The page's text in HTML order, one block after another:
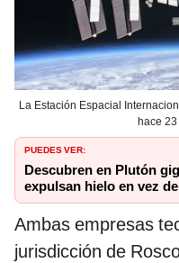
La Estación Espacial
hace 23
PUEDES VER:
Descubren en Plutón
expulsan hielo en vez
Ambas empresas
jurisdicción de